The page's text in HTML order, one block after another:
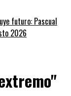
futuro: Pascual
2026